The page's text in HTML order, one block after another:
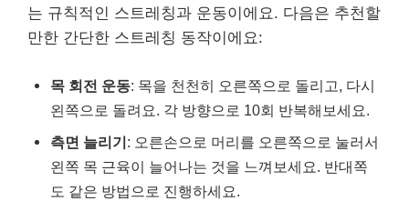
는 규칙적인 스트레칭과 운동이에요. 다음은 추천할
만한 간단한 스트레칭 동작이에요:
목 회전 운동: 목을 천천히 오른쪽으로 돌리고, 다시
왼쪽으로 돌려요. 각 방향으로 10회 반복해보세요.
측면 늘리기: 오른손으로 머리를 오른쪽으로 눌러서
왼쪽 목 근육이 늘어나는 것을 느껴보세요. 반대쪽
도 같은 방법으로 진행하세요.